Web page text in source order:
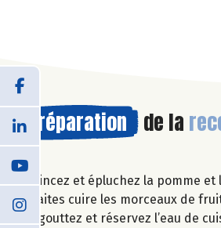
Préparation de la
Rincez et épluchez la pomme
Faites cuire les morceaux de
Egouttez et réservez l’eau de